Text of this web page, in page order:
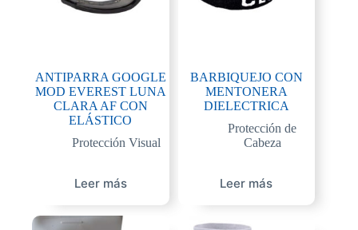
ANTIPARRA GOOGLE
MOD EVEREST LUNA
CLARA AF CON
ELÁSTICO
Protección Visual
Leer más
BARBIQUEJO CON
MENTONERA
DIELECTRICA
Protección de
Cabeza
Leer más